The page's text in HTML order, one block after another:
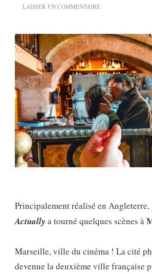
LAISSER UN COMMENTAIRESUR
LIEUX
DE
TOURNAGE
À
MARSEILLE
Principalement réalisé en
Actually a tourné quelques scènes à
Marseille, ville du cinéma ! La cité
devenue la deuxième ville française